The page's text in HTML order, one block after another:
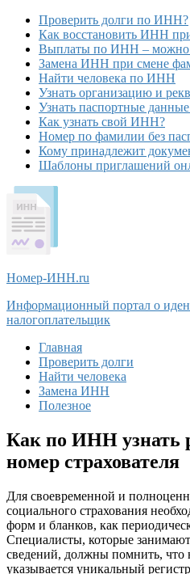
Проверить долги по ИНН?
Как восстановить ИНН
Выплаты по ИНН – можно
Замена ИНН при смене
Найти человека по ИНН
Узнать организацию и
Узнать паспортные
Как узнать свой ИНН?
Номер по фамилии без
Кому принадлежит
Шаблоны приглашений
Номер-ИНН.ru
Информационный портал о
налогоплательщик
Главная
Проверить долги
Найти человека
Замена ИНН
Полезное
Как по ИНН узнать
номер страхователя
Для своевременной и
социального страхования
форм и бланков, как
Специалисты, которые
сведений, должны помнить, что
указывается уникальный